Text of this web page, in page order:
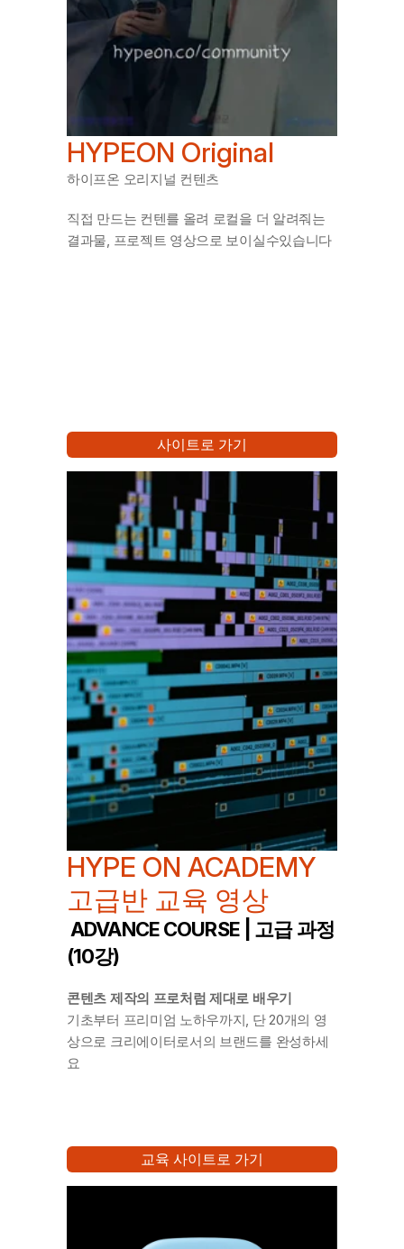
HYPEON Original
하이프온 오리지널 컨텐츠
직접 만드는 컨텐를 올려 로컬을 더 알려줘는
결과물, 프로젝트 영상으로 보이실수있습니다
사이트로 가기
HYPE ON ACADEMY
고급반 교육 영상
(10강)
콘텐츠 제작의 프로처럼 제대로 배우기
기초부터 프리미엄 노하우까지, 단 20개의 영
상으로 크리에이터로서의 브랜드를 완성하세
요
교육 사이트로 가기